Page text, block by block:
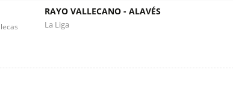
RAYO VALLECANO - ALAVÉS
La Liga